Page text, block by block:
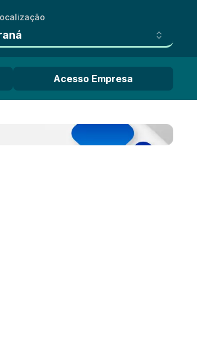
Acesso Empresa